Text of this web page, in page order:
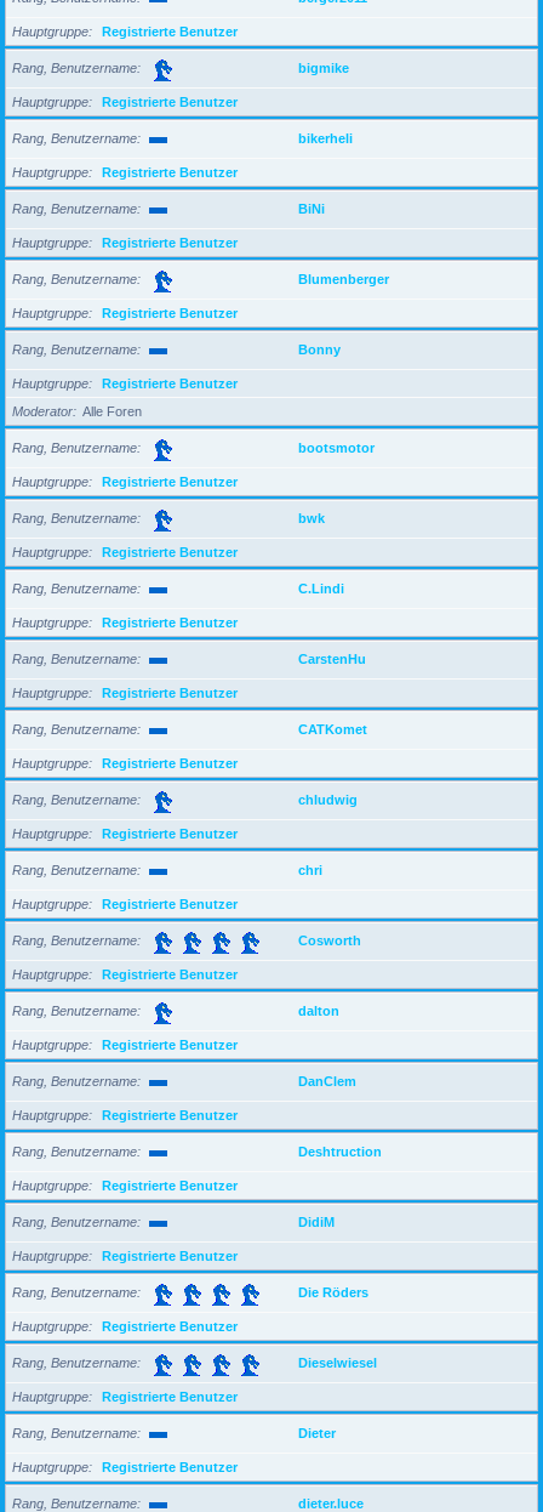
Hauptgruppe Registrierte Benutzer
Rang, Benutzername bigmike
Hauptgruppe Registrierte Benutzer
Rang, Benutzername bikerheli
Hauptgruppe Registrierte Benutzer
Rang, Benutzername BiNi
Hauptgruppe Registrierte Benutzer
Rang, Benutzername Blumenberger
Hauptgruppe Registrierte Benutzer
Rang, Benutzername Bonny
Hauptgruppe
Registrierte Benutzer
Moderator
Alle Foren
Rang, Benutzername bootsmotor
Hauptgruppe Registrierte Benutzer
Rang, Benutzername bwk
Hauptgruppe Registrierte Benutzer
Rang, Benutzername C.Lindi
Hauptgruppe Registrierte Benutzer
Rang, Benutzername CarstenHu
Hauptgruppe Registrierte Benutzer
Rang, Benutzername CATKomet
Hauptgruppe Registrierte Benutzer
Rang, Benutzername chludwig
Hauptgruppe Registrierte Benutzer
Rang, Benutzername chri
Hauptgruppe Registrierte Benutzer
Rang, Benutzername Cosworth
Hauptgruppe Registrierte Benutzer
Rang, Benutzername dalton
Hauptgruppe Registrierte Benutzer
Rang, Benutzername DanClem
Hauptgruppe Registrierte Benutzer
Rang, Benutzername Deshtruction
Hauptgruppe Registrierte Benutzer
Rang, Benutzername DidiM
Hauptgruppe Registrierte Benutzer
Rang, Benutzername Die Röders
Hauptgruppe Registrierte Benutzer
Rang, Benutzername Dieselwiesel
Hauptgruppe Registrierte Benutzer
Rang, Benutzername Dieter
Hauptgruppe Registrierte Benutzer
Rang, Benutzername dieter.luce